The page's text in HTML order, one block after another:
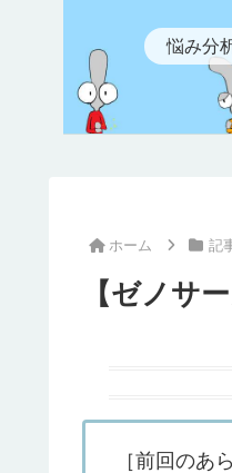
悩み分
ホーム 記
【ゼノサ
［前回のあ